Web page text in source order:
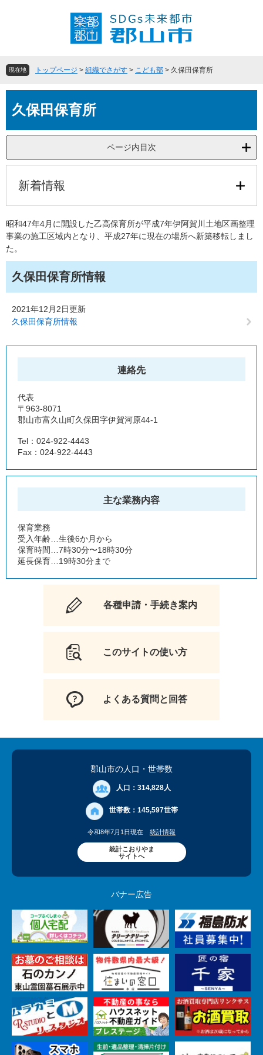
頭
す
飛
し
文
現在地 トップページ > 組織でさがす > こども部 > 久保田保育所
文久保田保育所
ページ内目次
新着情報
昭和47年4月に開設した乙高保育所が平成7年伊阿賀川土地区画整理
事業の施工区域内となり、平成27年に現在の場所へ新築移転しまし
た。
久保田保育所情報
2021年12月2日更新
久保田保育所情報
連絡先
代表
〒963-8071
郡山市富久山町久保田字伊賀河原44-1
Tel：024-922-4443
Fax：024-922-4443
主な業務内容
保育業務
受入年齢…生後6か月から
保育時間…7時30分〜18時30分
延長保育…19時30分まで
各種申請・手続き案内
このサイトの使い方
よくある質問と回答
郡山市の人口 ・世帯数
人口： 314,828人
世帯数： 145,597世帯
令和8年7月1日現在 統計情報
統計こおりやま
サイトへ
バナー広告